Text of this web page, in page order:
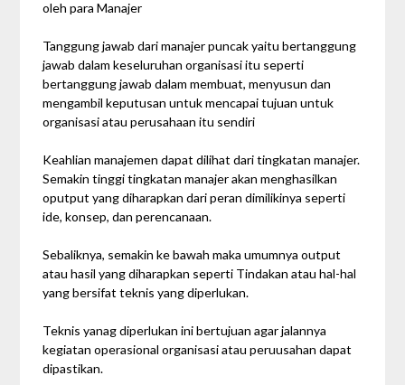
oleh para Manajer
Tanggung jawab dari manajer puncak yaitu bertanggung
jawab dalam keseluruhan organisasi itu seperti
bertanggung jawab dalam membuat, menyusun dan
mengambil keputusan untuk mencapai tujuan untuk
organisasi atau perusahaan itu sendiri
Keahlian manajemen dapat dilihat dari tingkatan manajer.
Semakin tinggi tingkatan manajer akan menghasilkan
oputput yang diharapkan dari peran dimilikinya seperti
ide, konsep, dan perencanaan.
Sebaliknya, semakin ke bawah maka umumnya output
atau hasil yang diharapkan seperti Tindakan atau hal-hal
yang bersifat teknis yang diperlukan.
Teknis yanag diperlukan ini bertujuan agar jalannya
kegiatan operasional organisasi atau peruusahan dapat
dipastikan.